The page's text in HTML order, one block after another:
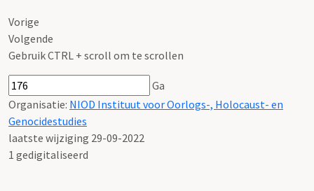
Vorige
Volgende
Gebruik CTRL + scroll om te scrollen
Ga
Organisatie: NIOD Instituut voor Oorlogs-, Holocaust- en
Genocidestudies
laatste wijziging 29-09-2022
1 gedigitaliseerd